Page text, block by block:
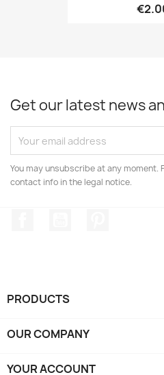
Get our latest news
You may unsubscribe at any
contact info in the legal notice.
PRODUCTS
OUR COMPANY
YOUR ACCOUNT